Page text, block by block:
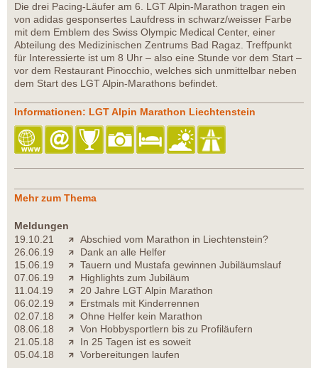
Die drei Pacing-Läufer am 6. LGT Alpin-Marathon tragen ein
von adidas gesponsertes Laufdress in schwarz/weisser Farbe
mit dem Emblem des Swiss Olympic Medical Center, einer
Abteilung des Medizinischen Zentrums Bad Ragaz. Treffpunkt
für Interessierte ist um 8 Uhr – also eine Stunde vor dem Start –
vor dem Restaurant Pinocchio, welches sich unmittelbar neben
dem Start des LGT Alpin-Marathons befindet.
Informationen: LGT Alpin Marathon Liechtenstein
Mehr zum Thema
Meldungen
19.10.21
Abschied vom Marathon in Liechtenstein?
26.06.19
Dank an alle Helfer
15.06.19
Tauern und Mustafa gewinnen Jubiläumslauf
07.06.19
Highlights zum Jubiläum
11.04.19
20 Jahre LGT Alpin Marathon
06.02.19
Erstmals mit Kinderrennen
02.07.18
Ohne Helfer kein Marathon
08.06.18
Von Hobbysportlern bis zu Profiläufern
21.05.18
In 25 Tagen ist es soweit
05.04.18
Vorbereitungen laufen